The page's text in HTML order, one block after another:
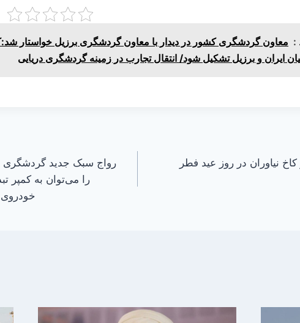
: معاون گردشگری کشور در دیدار با معاون گردشگری برزیل خواستار
ایران و برزیل تشکیل شود/ انتقال تجارب در زمینه گردشگری دریایی
نیاوران در روز عید فطر رواج سبک جدید گردشگری
خودروی